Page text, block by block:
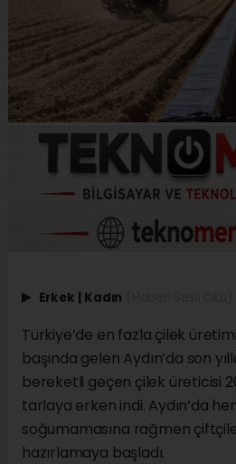
Erkek | Kadın
Türkiye’de en fazla çilek
başında gelen Aydın’da son
bereketli geçen çilek üreticisi
tarlaya erken indi. Aydın’da
soğumamasına rağmen
hazırlamaya başladı.